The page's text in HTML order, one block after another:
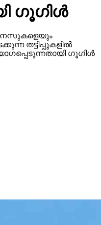
ഗൂഗിള്‍
തട്ടിപ്പുകളില്‍
ഗൂഗിള്‍